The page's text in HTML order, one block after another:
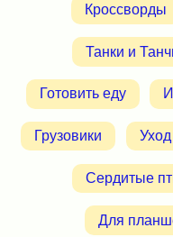
Кроссворды
Танки и
Готовить еду
Грузовики
Сердитые
Для